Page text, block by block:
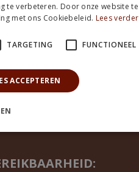
te verbeteren. Door onze website te
met ons Cookiebeleid. Lees verder
TARGETING FUNCTIONEEL
ACCEPTEREN